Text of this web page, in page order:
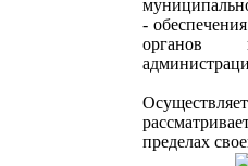
-
органов
пределах